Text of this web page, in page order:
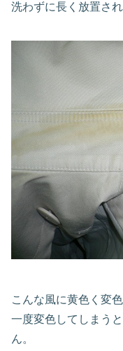
洗わずに長く放置さ
こんな風に黄色く変
一度変色してしまう
ん。